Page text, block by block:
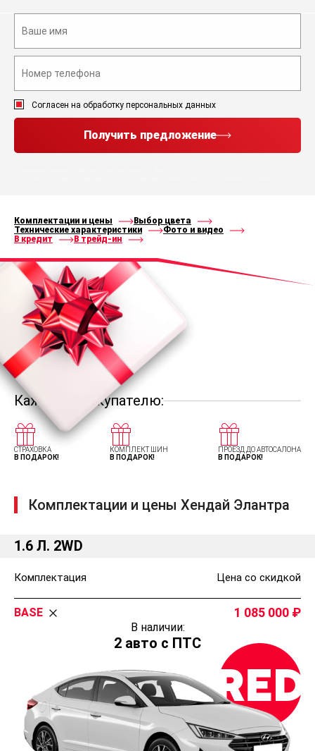
Согласен на обработку персональных данных
Получить предложение
Комплектации и цены
Выбор цвета
Технические характеристики
Фото и видео
В кредит
В трейд-ин
Каждому покупателю:
СТРАХОВКА
В ПОДАРОК!
КОМПЛЕКТ ШИН
В ПОДАРОК!
ПРОЕЗД ДО АВТОСАЛОНА
В ПОДАРОК!
Комплектации и цены Хендай Элантра
1.6 Л. 2WD
Комплектация Цена со скидкой
BASE 1 085 000
В наличии:
2 авто с ПТС